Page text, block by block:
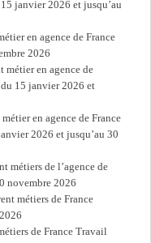
janvier 2026 et jusqu’au
en agence de France
2026
métier en agence de
15 janvier 2026 et
en agence de France
2026 et jusqu’au 30
métiers de l’agence de
novembre 2026
métiers de France
de France Travail